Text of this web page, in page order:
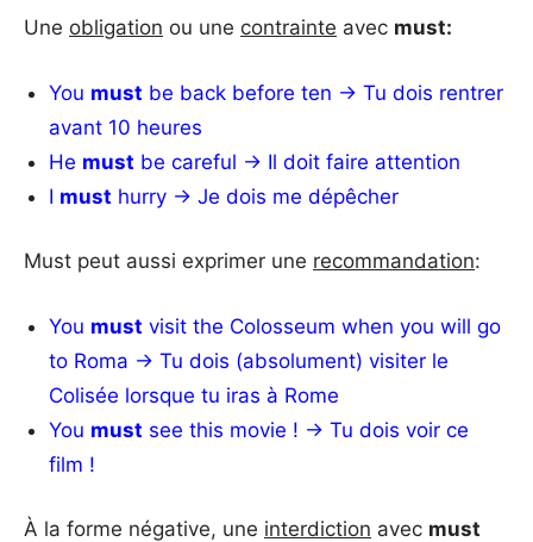
Une obligation ou une contrainte avec must:
You must be back before ten → Tu dois rentrer
avant 10 heures
He must be careful → Il doit faire attention
I must hurry → Je dois me dépêcher
Must peut aussi exprimer une recommandation:
You must visit the Colosseum when you will go
to Roma → Tu dois (absolument) visiter le
Colisée lorsque tu iras à Rome
You must see this movie ! → Tu dois voir ce
film !
À la forme négative, une interdiction avec must